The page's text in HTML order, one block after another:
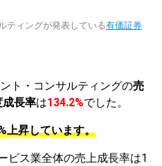
ティングが発表している有価証券
ト・コンサルティングの売
長率は134.2%でした。
上昇しています。
ビス業全体の売上成長率は1